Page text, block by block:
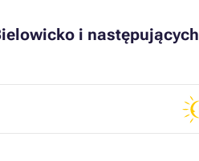
i następujących